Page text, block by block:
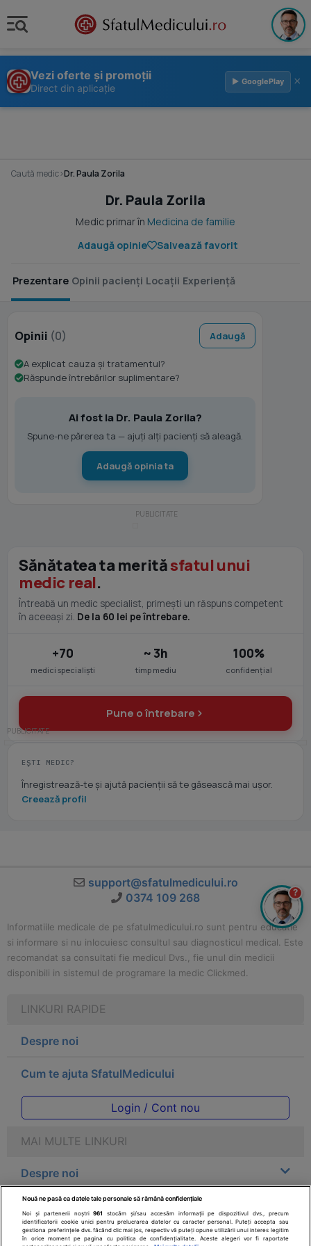
Vezi oferte și promoții
Direct din aplicație
▶ GooglePlay ×
Caută medic›Dr. Paula Zorila
Dr. Paula Zorila
Medic primar în Medicina de familie
Adaugă opinie
Salvează favorit
Prezentare Opinii pacienți Locații Experiență
Opinii (0) Adaugă
A explicat cauza și tratamentul?
Răspunde întrebărilor suplimentare?
Ai fost la Dr. Paula Zorila?
Spune-ne părerea ta — ajuți alți pacienți să aleagă.
Adaugă opinia ta
Sănătatea ta merităsfatul unui
medic real.
Întreabă un medic specialist, primești un răspuns competent
în aceeași zi. De la 60 lei pe întrebare.
+70
medici specialiști
~ 3h
timp mediu
100%
confidențial
Pune o întrebare
EȘTI MEDIC?
Înregistrează-te și ajută pacienții să te găsească mai ușor.
Creează profil
support@sfatulmedicului.ro
0374 109 268
Informatiile medicale de pe sfatulmedicului.ro sunt pentru educatie
si informare si nu inlocuiesc consultul sau diagnosticul medical. Este
recomandat sa consultati fie medicul Dvs., fie unul din medicii
disponibili in sistemul de programare la medic Clickmed.
LINKURI RAPIDE
Despre noi
Cum te ajuta SfatulMedicului
Login / Cont nou
MAI MULTE LINKURI
Despre noi
Legal
Drepturile consumatorului
?
Nouă ne pasă ca datele tale personale să rămână confidențiale
Noi și partenerii noștri961
stocăm și/sau accesăm informații pe dispozitivul dvs., precum
identificatorii cookie unici pentru prelucrarea datelor cu caracter personal. Puteți accepta sau
gestiona preferințele dvs. făcând clic mai jos, respectiv vă puteți opune utilizării unui interes legitim
în orice moment pe pagina cu politica de confidențialitate. Aceste alegeri vor fi raportate